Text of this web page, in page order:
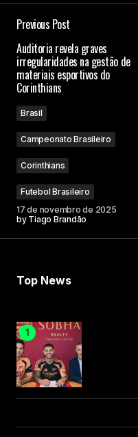
Previous Post
Auditoria revela graves
irregularidades na gestão de
materiais esportivos do
Corinthians
Brasil
Campeonato Brasileiro
Corinthians
Futebol Brasileiro
17 de novembro de 2025
by Tiago Brandão
Top News